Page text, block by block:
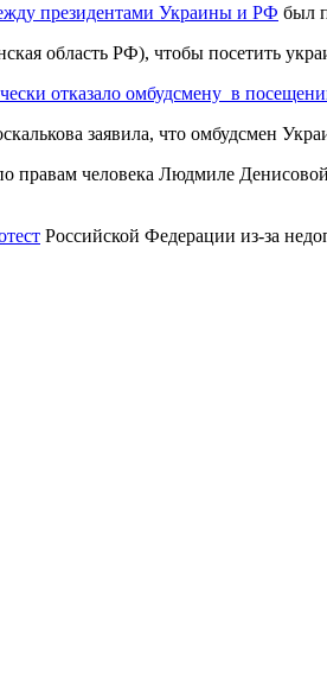
президентами Украины и РФ был
область РФ), чтобы посетить
отказало омбудсмену в
заявила, что омбудсмен
правам человека Людмиле Денисовой
Российской Федерации из-за